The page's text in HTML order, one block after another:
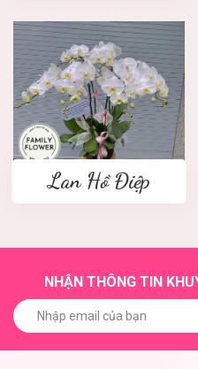
Lan Hồ Điệp
NHẬN THÔNG TIN